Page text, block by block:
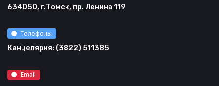
634050, г.Томск, пр. Ленина 119
Телефоны
Канцелярия: (3822) 511385
Email